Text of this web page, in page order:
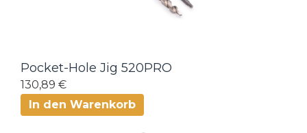
Pocket-Hole Jig 520PRO
130,89 €
In den Warenkorb